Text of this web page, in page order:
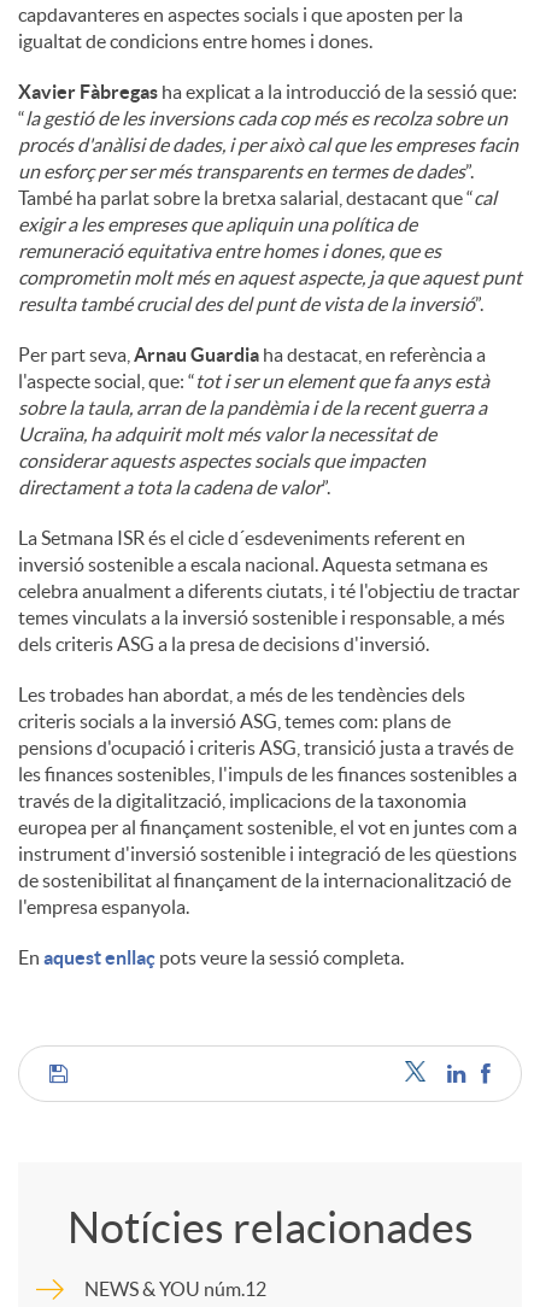
capdavanteres en aspectes socials i que aposten per la
igualtat de condicions entre homes i dones.
Xavier Fàbregas ha explicat a la introducció de la sessió que:
“la gestió de les inversions cada cop més es recolza sobre un
procés d'anàlisi de dades, i per això cal que les empreses facin
un esforç per ser més transparents en termes de dades”.
També ha parlat sobre la bretxa salarial, destacant que “cal
exigir a les empreses que apliquin una política de
remuneració equitativa entre homes i dones, que es
comprometin molt més en aquest aspecte, ja que aquest punt
resulta també crucial des del punt de vista de la inversió”.
Per part seva, Arnau Guardia ha destacat, en referència a
l'aspecte social, que: “tot i ser un element que fa anys està
sobre la taula, arran de la pandèmia i de la recent guerra a
Ucraïna, ha adquirit molt més valor la necessitat de
considerar aquests aspectes socials que impacten
directament a tota la cadena de valor”.
La Setmana ISR és el cicle d´esdeveniments referent en
inversió sostenible a escala nacional. Aquesta setmana es
celebra anualment a diferents ciutats, i té l'objectiu de tractar
temes vinculats a la inversió sostenible i responsable, a més
dels criteris ASG a la presa de decisions d'inversió.
Les trobades han abordat, a més de les tendències dels
criteris socials a la inversió ASG, temes com: plans de
pensions d'ocupació i criteris ASG, transició justa a través de
les finances sostenibles, l'impuls de les finances sostenibles a
través de la digitalització, implicacions de la taxonomia
europea per al finançament sostenible, el vot en juntes com a
instrument d'inversió sostenible i integració de les qüestions
de sostenibilitat al finançament de la internacionalització de
l'empresa espanyola.
En aquest enllaç pots veure la sessió completa.
C
Notícies relacionades
NEWS & YOU núm.12